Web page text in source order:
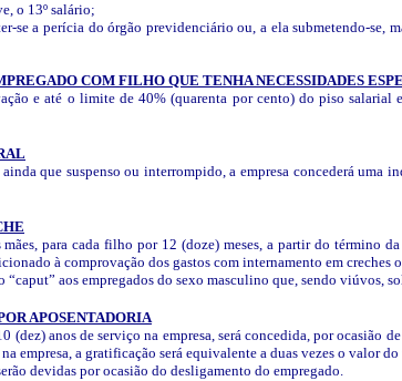
o 13º salário;
se a perícia do órgão previdenciário ou, a ela submetendo-se,
COM FILHO QUE TENHA NECESSIDADES
e até o limite de 40% (quarenta por cento) do piso salarial
que suspenso ou interrompido, a empresa concederá uma
mães, para cada filho por 12 (doze) meses, a partir do
à comprovação dos gastos com internamento em creches
aos empregados do sexo masculino que, sendo viúvos,
APOSENTADORIA
(dez) anos de serviço na empresa, será concedida, por
empresa, a gratificação será equivalente a duas vezes o valor
devidas por ocasião do desligamento do empregado.